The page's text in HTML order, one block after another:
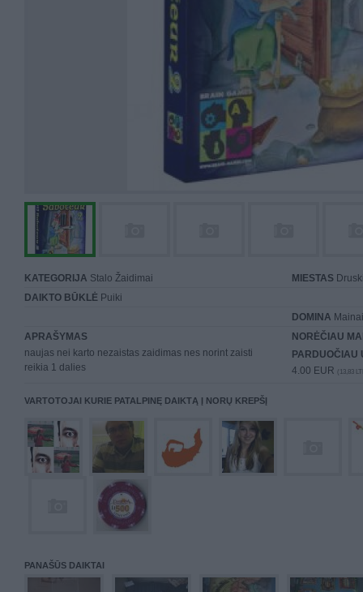
KATEGORIJA Stalo Žaidimai MIESTAS
DAIKTO BŪKLĖ Puiki
DOMINA
APRAŠYMAS
naujas nei karto nezaistas zaidimas nes norint zaisti
reikia 1 dalies
NORĖČIAU
PARDUOČIAU
4.00 EUR (13,83
VARTOTOJAI KURIE PATALPINĘ DAIKTĄ Į NORŲ KREPŠĮ
PANAŠŪS DAIKTAI